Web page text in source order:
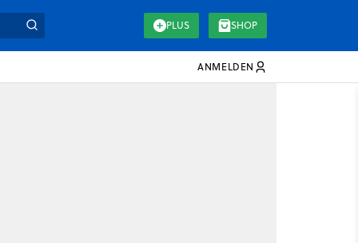
PLUS SHOP
ANMELDEN